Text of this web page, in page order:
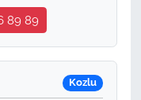
89 89
Kozlu